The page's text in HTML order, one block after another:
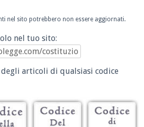
nel sito potrebbero non essere aggiornati.
nel tuo sito:
articoli di qualsiasi codice